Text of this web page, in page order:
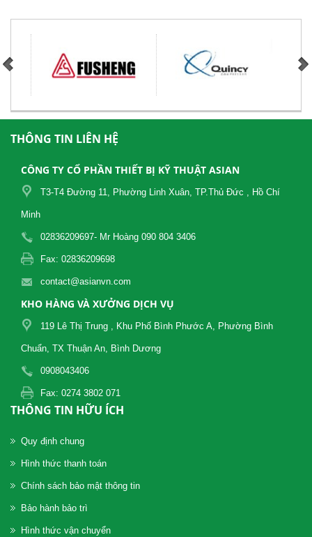
THÔNG TIN LIÊN HỆ
CÔNG TY CỔ PHẦN THIẾT BỊ KỸ THUẬT ASIAN
T3-T4 Đường 11, Phường Linh Xuân, TP.Thủ Đức , Hồ Chí
Minh
02836209697- Mr Hoàng 090 804 3406
Fax: 02836209698
contact@asianvn.com
KHO HÀNG VÀ XƯỞNG DỊCH VỤ
119 Lê Thị Trung , Khu Phố Bình Phước A, Phường Bình
Chuẩn, TX Thuận An, Bình Dương
0908043406
Fax: 0274 3802 071
THÔNG TIN HỮU ÍCH
Quy định chung
Hình thức thanh toán
Chính sách bảo mật thông tin
Bảo hành bảo trì
Hình thức vận chuyển